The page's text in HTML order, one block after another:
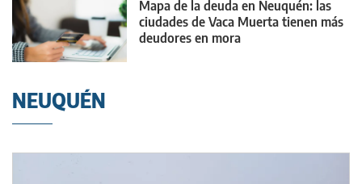
Mapa de la deuda en Neuquén: las
ciudades de Vaca Muerta tienen más
deudores en mora
NEUQUÉN